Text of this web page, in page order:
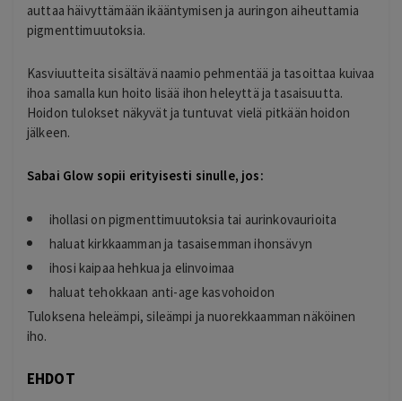
auttaa häivyttämään ikääntymisen ja auringon aiheuttamia
pigmenttimuutoksia.
Kasviuutteita sisältävä naamio pehmentää ja tasoittaa kuivaa
ihoa samalla kun hoito lisää ihon heleyttä ja tasaisuutta.
Hoidon tulokset näkyvät ja tuntuvat vielä pitkään hoidon
jälkeen.
Sabai Glow sopii erityisesti sinulle, jos:
ihollasi on pigmenttimuutoksia tai aurinkovaurioita
haluat kirkkaamman ja tasaisemman ihonsävyn
ihosi kaipaa hehkua ja elinvoimaa
haluat tehokkaan anti-age kasvohoidon
Tuloksena heleämpi, sileämpi ja nuorekkaamman näköinen
iho.
EHDOT